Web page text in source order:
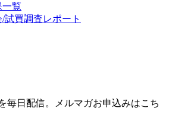
一覧
試買調査レポート
毎日配信。メルマガお申込みはこち